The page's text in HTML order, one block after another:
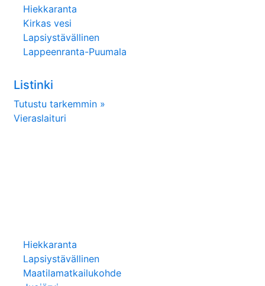
Hiekkaranta
Kirkas vesi
Lapsiystävällinen
Lappeenranta-Puumala
Listinki
Tutustu tarkemmin »
Vieraslaituri
Hiekkaranta
Lapsiystävällinen
Maatilamatkailukohde